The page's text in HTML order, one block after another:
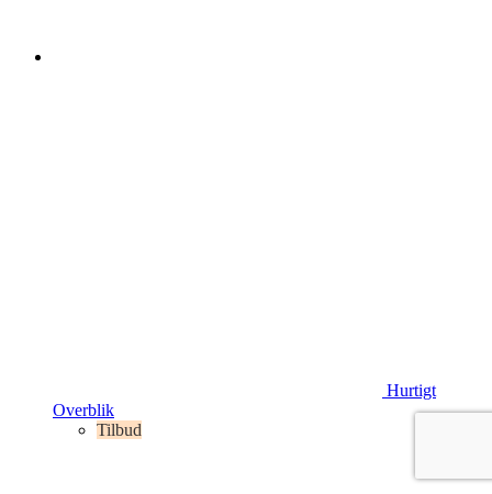
Hurtigt
Overblik
Tilbud